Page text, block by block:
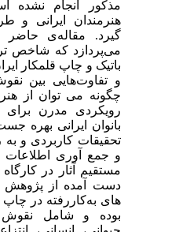
مذکور انجام نشده است تا
هنرمندان ایرانی و طراحان
گیرد. مقاله‌ی حاضر به
می‌پردازد که شاخص ترین
باتیک و چاپ قلمکار ایران
و تفاوت‌هایی بین نقوش
چگونه می توان از هنر چاپ
رویکردی مدرن برای
بانوان ایرانی بهره جست؟
تحقیقات کاربردی و به روش
و جمع آوری اطلاعات نیز بر
مستقیم آثار در کارگاه های
دست آمده از پژوهش نشان
های به‌‌کاررفته در چاپ های
بوده و شامل نقوش گیاهی،